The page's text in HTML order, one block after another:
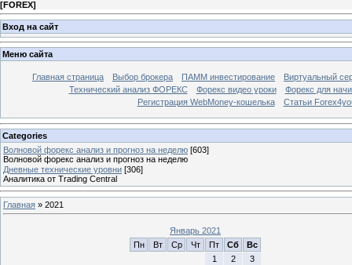
[FOREX]
Вход на сайт
Меню сайта
Главная страница Выбор брокера ПАММ инвестирование
Виртуальный
Технический анализ ФОРЕКС
Форекс видео уроки
Форекс для
Регистрация WebMoney-кошелька
Статьи
Categories
Волновой форекс анализ и прогноз на неделю [603]
Волновой форекс анализ и прогноз на неделю
Дневные технические уровни [306]
Аналитика от Trading Central
Главная » 2021
Январь 2021
Пн
Вт Ср Чт Пт Сб
Вс
1
2
3